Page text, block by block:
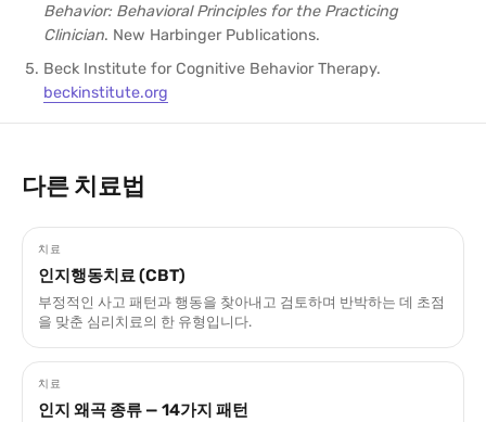
Behavior: Behavioral Principles for the Practicing
Clinician. New Harbinger Publications.
Beck Institute for Cognitive Behavior Therapy.
beckinstitute.org
다른 치료법
치료
인지행동치료 (CBT)
부정적인 사고 패턴과 행동을 찾아내고 검토하며 반박하는 데 초점
을 맞춘 심리치료의 한 유형입니다.
치료
인지 왜곡 종류 — 14가지 패턴